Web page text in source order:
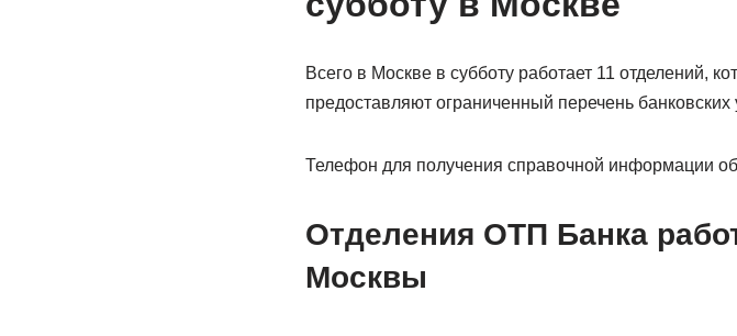
Всего в Москве в субботу работает 11 отделений,
предоставляют ограниченный перечень банковских
Телефон для получения справочной информации об
Отделения ОТП Банка
Москвы